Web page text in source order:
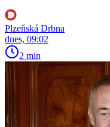
Plzeňská Drbna
dnes, 09:02
2 min